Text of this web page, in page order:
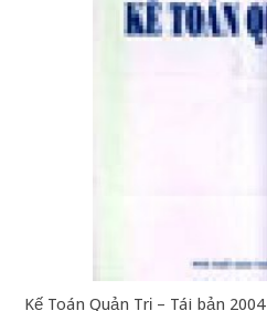
Kế Toán Quản Trị – Tái bản 2004